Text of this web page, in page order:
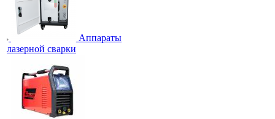
Аппараты
лазерной сварки